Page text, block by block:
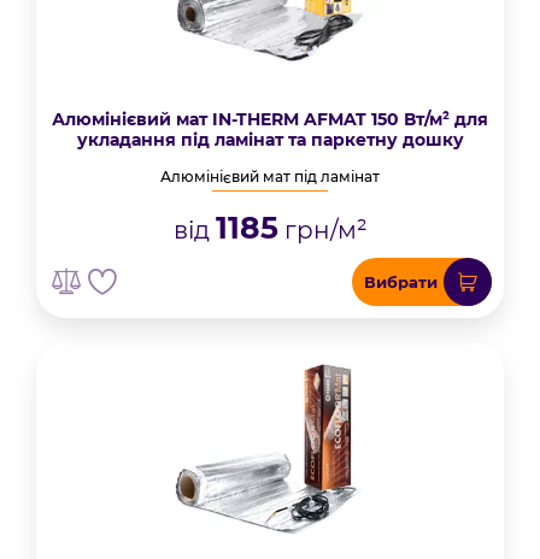
Алюмінієвий мат IN-THERM AFMAT 150 Вт/м² для
укладання під ламінат та паркетну дошку
Алюмінієвий мат під ламінат
від 1185грн/м²
Вибрати